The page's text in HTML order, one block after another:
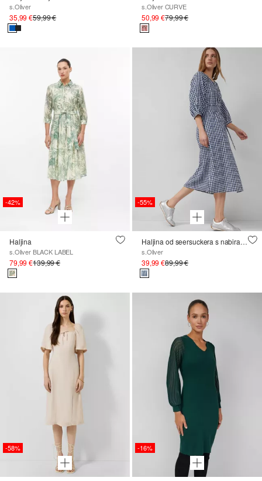
s.Oliver
35,99 €59,99 €
s.Oliver CURVE
50,99 €79,99 €
-42%
Haljina
s.Oliver BLACK LABEL
79,99 €139,99 €
-55%
Haljina od seersuckera s nabiranjem i pojasom
s.Oliver
39,99 €89,99 €
-58% -16%